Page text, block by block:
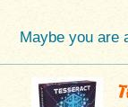
Maybe you are